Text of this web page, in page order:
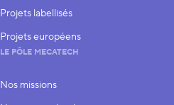
Projets labellisés
Projets européens
LE PÔLE MECATECH
Nos missions